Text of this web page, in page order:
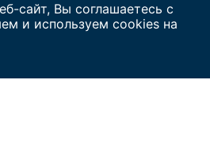
сайт, Вы соглашаетесь с
и используем cookies на